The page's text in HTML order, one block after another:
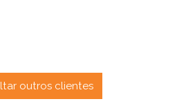
outros clientes